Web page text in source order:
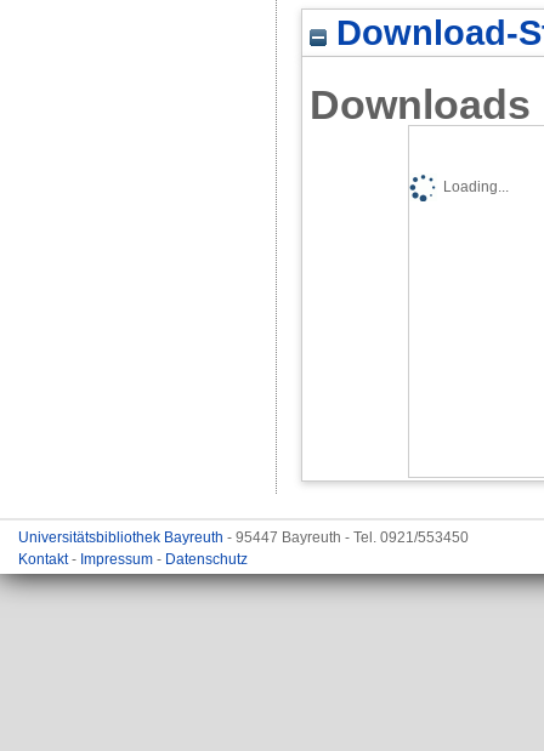
Download-
Downloads
Loading...
Universitätsbibliothek Bayreuth - 95447 Bayreuth - Tel. 0921/553450
Kontakt- Impressum - Datenschutz